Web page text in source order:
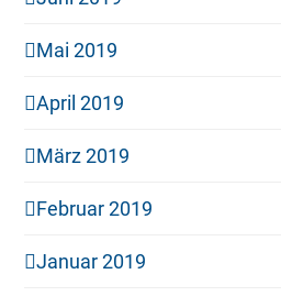
Mai 2019
April 2019
März 2019
Februar 2019
Januar 2019